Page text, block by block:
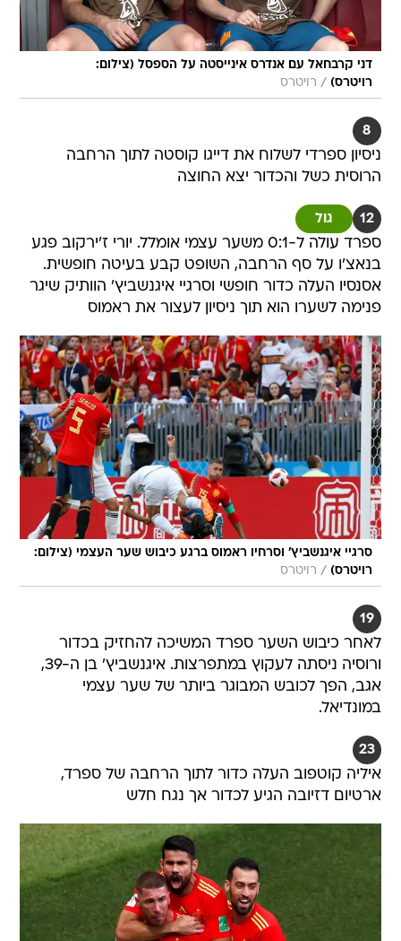
דני קרבחאל עם אנדרס אינייסטה על הספסל (צילום:
רויטרס) / רויטרס
8
ניסיון ספרדי לשלוח את דייגו קוסטה לתוך הרחבה
הרוסית כשל והכדור יצא החוצה
12 גול
ספרד עולה ל-0:1 משער עצמי אומלל. יורי ז'ירקוב פגע
בנאצ'ו על סף הרחבה, השופט קבע בעיטה חופשית.
אסנסיו העלה כדור חופשי וסרגיי איגנשביץ' הוותיק שיגר
פנימה לשערו הוא תוך ניסיון לעצור את ראמוס
סרגיי איגנשביץ' וסרחיו ראמוס ברגע כיבוש שער העצמי (צילום:
רויטרס) / רויטרס
19
לאחר כיבוש השער ספרד המשיכה להחזיק בכדור
ורוסיה ניסתה לעקוץ במתפרצות. איגנשביץ' בן ה-39,
אגב, הפך לכובש המבוגר ביותר של שער עצמי
במונדיאל.
23
איליה קוטפוב העלה כדור לתוך הרחבה של ספרד,
ארטיום דזיובה הגיע לכדור אך נגח חלש